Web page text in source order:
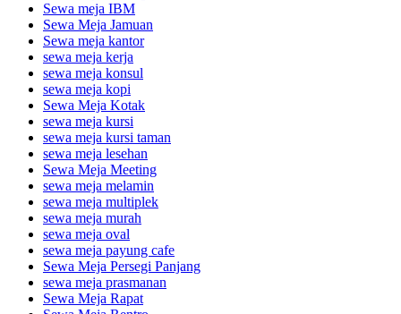
Sewa meja IBM
Sewa Meja Jamuan
Sewa meja kantor
sewa meja kerja
sewa meja konsul
sewa meja kopi
Sewa Meja Kotak
sewa meja kursi
sewa meja kursi taman
sewa meja lesehan
Sewa Meja Meeting
sewa meja melamin
sewa meja multiplek
sewa meja murah
sewa meja oval
sewa meja payung cafe
Sewa Meja Persegi Panjang
sewa meja prasmanan
Sewa Meja Rapat